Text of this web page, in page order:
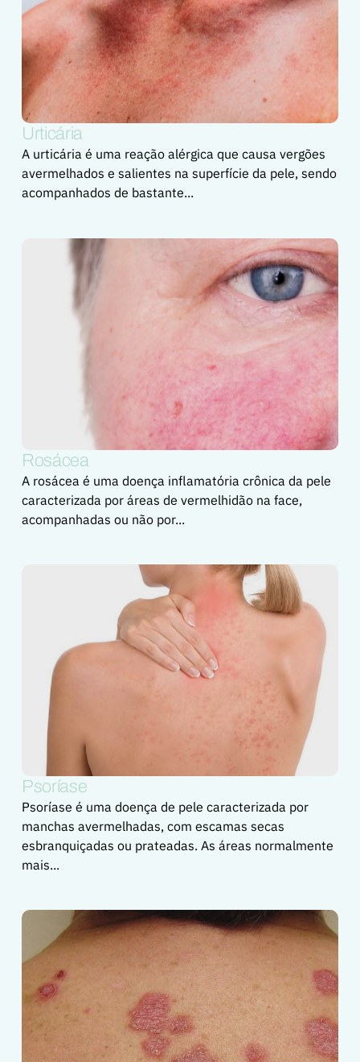
Urticária
A urticária é uma reação alérgica que causa vergões
avermelhados e salientes na superfície da pele, sendo
acompanhados de bastante...
Rosácea
A rosácea é uma doença inflamatória crônica da pele
caracterizada por áreas de vermelhidão na face,
acompanhadas ou não por...
Psoríase
Psoríase é uma doença de pele caracterizada por
manchas avermelhadas, com escamas secas
esbranquiçadas ou prateadas. As áreas normalmente
mais...